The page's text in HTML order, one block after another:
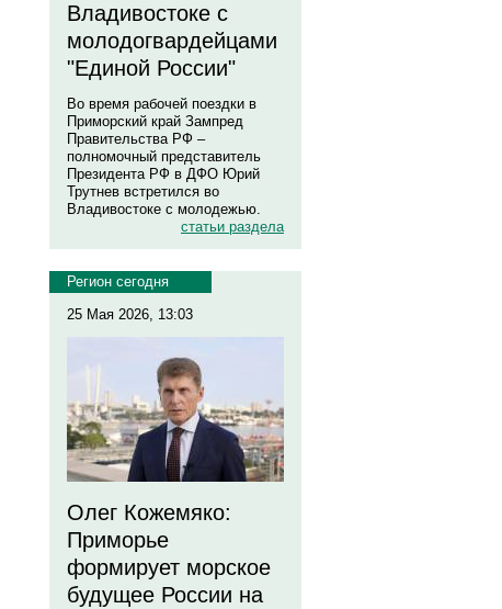
Владивостоке с
молодогвардейцами
"Единой России"
Во время рабочей поездки в
Приморский край Зампред
Правительства РФ –
полномочный представитель
Президента РФ в ДФО Юрий
Трутнев встретился во
Владивостоке с молодежью.
статьи раздела
Регион сегодня
25 Мая 2026, 13:03
Олег Кожемяко:
Приморье
формирует морское
будущее России на